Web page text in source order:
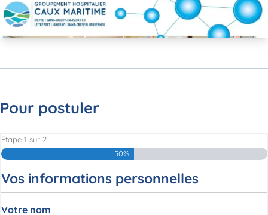
Pour postuler
Étape 1 sur 2
50%
Vos informations personnelles
Votre nom